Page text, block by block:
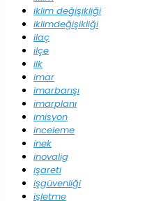
iklim değişikliği
iklimdeğişikliği
ilaç
ilçe
ilk
imar
imarbarışı
imarplanı
imisyon
inceleme
inek
inovalig
işareti
işgüvenliği
işletme